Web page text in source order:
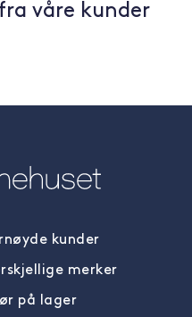
våre kunder
kunder
merker
på lager